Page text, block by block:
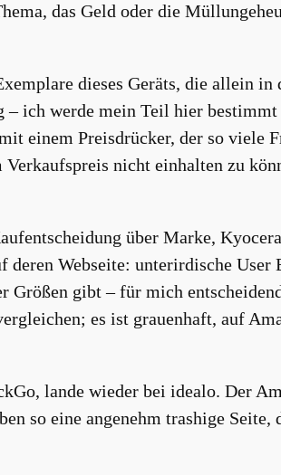
das Geld oder die
dieses Geräts, die allein
ich werde mein Teil hier
einem Preisdrücker, der so viele
nicht einhalten zu
über Marke,
Webseite: unterirdische
Größen gibt – für mich
es ist grauenhaft, auf
lande wieder bei idealo. Der
so eine angenehm trashige